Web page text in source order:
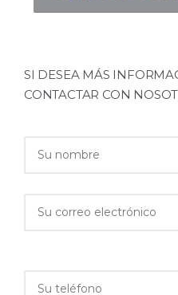
SI DESEA MÁS
CONTACTAR CON